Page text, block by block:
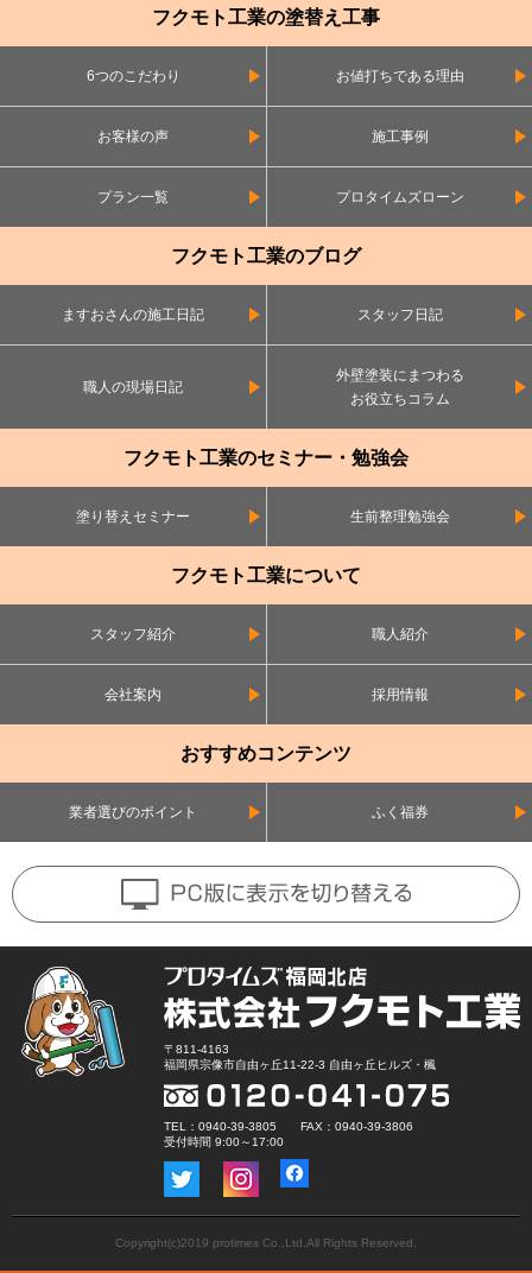
フクモト工業の塗替え工事
6つのこだわり お値打ちである理由
お客様の声 施工事例
プラン一覧 プロタイムズローン
フクモト工業のブログ
ますおさんの施工日記 スタッフ日記
職人の現場日記
外壁塗装にまつわる
お役立ちコラム
フクモト工業のセミナー・勉強会
塗り替えセミナー 生前整理勉強会
フクモト工業について
スタッフ紹介 職人紹介
会社案内 採用情報
おすすめコンテンツ
業者選びのポイント ふく福券
〒811-4163
福岡県宗像市自由ヶ丘11-22-3 自由ヶ丘ヒルズ・楓
TEL：0940-39-3805 FAX：0940-39-3806
受付時間 9:00～17:00
Copyright(c)2019 protimes Co.,Ltd.All Rights Reserved.